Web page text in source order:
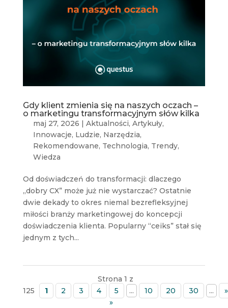
Gdy klient zmienia się na naszych oczach –
o marketingu transformacyjnym słów kilka
maj 27, 2026 | Aktualności, Artykuły,
Innowacje, Ludzie, Narzędzia,
Rekomendowane, Technologia, Trendy,
Wiedza
Od doświadczeń do transformacji: dlaczego
„dobry CX” może już nie wystarczać? Ostatnie
dwie dekady to okres niemal bezrefleksyjnej
miłości branży marketingowej do koncepcji
doświadczenia klienta. Popularny “ceiks” stał się
jednym z tych...
Strona 1 z
125
1 2 3 4 5 ... 10 20 30 ...
»
»